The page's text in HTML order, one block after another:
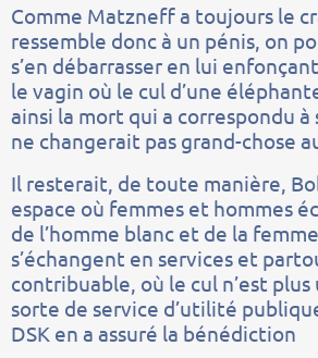
Comme Matzneff a toujours le
ressemble donc à un pénis, on
s’en débarrasser en lui
le vagin où le cul d’une
ainsi la mort qui a correspondu à
ne changerait pas grand-chose
Il resterait, de toute manière,
espace où femmes et hommes
de l’homme blanc et de la
s’échangent en services et
contribuable, où le cul n’est plus
sorte de service d’utilité
DSK en a assuré la bénédiction